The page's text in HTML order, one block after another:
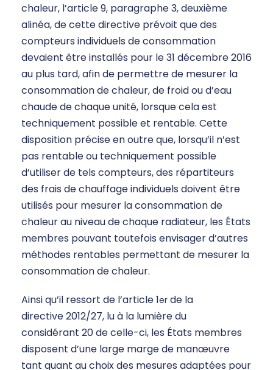
chaleur, l’article 9, paragraphe 3, deuxième
alinéa, de cette directive prévoit que des
compteurs individuels de consommation
devaient être installés pour le 31 décembre 2016
au plus tard, afin de permettre de mesurer la
consommation de chaleur, de froid ou d’eau
chaude de chaque unité, lorsque cela est
techniquement possible et rentable. Cette
disposition précise en outre que, lorsqu’il n’est
pas rentable ou techniquement possible
d’utiliser de tels compteurs, des répartiteurs
des frais de chauffage individuels doivent être
utilisés pour mesurer la consommation de
chaleur au niveau de chaque radiateur, les États
membres pouvant toutefois envisager d’autres
méthodes rentables permettant de mesurer la
consommation de chaleur.
Ainsi qu’il ressort de l’article 1er de la
directive 2012/27, lu à la lumière du
considérant 20 de celle-ci, les États membres
disposent d’une large marge de manœuvre
tant quant au choix des mesures adaptées pour